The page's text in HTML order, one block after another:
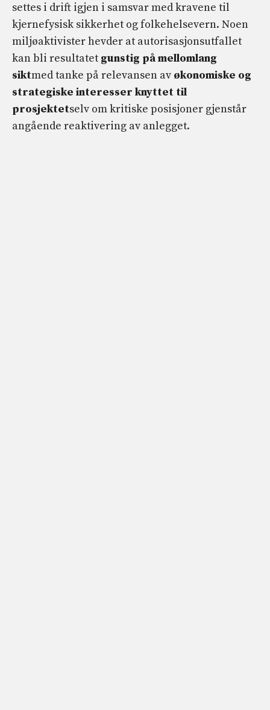
settes i drift igjen i samsvar med kravene til
kjernefysisk sikkerhet og folkehelsevern. Noen
miljøaktivister hevder at autorisasjonsutfallet
kan bli resultatet gunstig på mellomlang
siktmed tanke på relevansen av økonomiske og
strategiske interesser knyttet til
prosjektetselv om kritiske posisjoner gjenstår
angående reaktivering av anlegget.